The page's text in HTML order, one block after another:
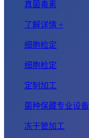
真菌毒素
了解详情 +
细胞检定
细胞检定
定制加工
菌种保藏专业设备
冻干管加工